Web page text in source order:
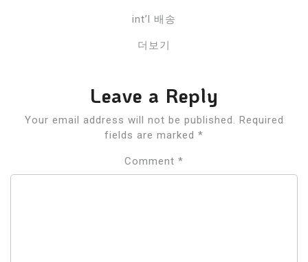
int’l 배송
더보기
Leave a Reply
Your email address will not be published.
Required
fields are marked *
Comment *